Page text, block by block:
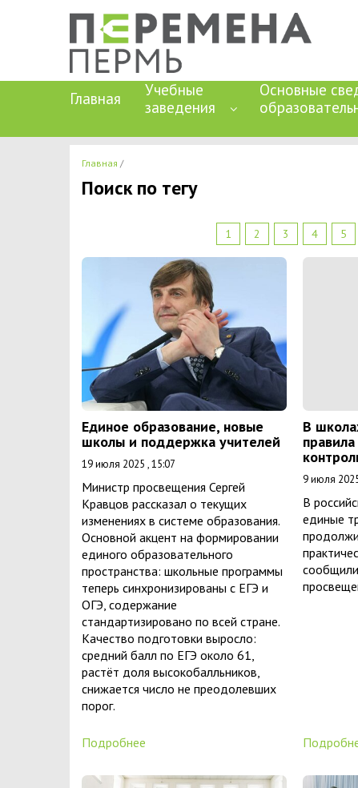
Главная
Учебные
заведения
Основные
Главная
Поиск по тегу
1 2 3 4 5
Единое образование, новые
школы и поддержка учителей
19 июля 2025 , 15:07
Министр просвещения Сергей
Кравцов рассказал о текущих
изменениях в системе образования.
Основной акцент на формировании
единого образовательного
пространства: школьные программы
теперь синхронизированы с ЕГЭ и
ОГЭ, содержание
стандартизировано по всей стране.
Качество подготовки выросло:
средний балл по ЕГЭ около 61,
растёт доля высокобалльников,
снижается число не преодолевших
порог.
Подробнее
В
9 июля
В
единые